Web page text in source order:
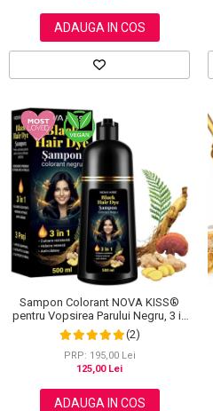
ADAUGA IN COS
Sampon Colorant NOVA KISS®
pentru Vopsirea Parului Negru, 3 in
1, Acoperire Fire Albe, 500 ml
(2)
PRP: 195,00 Lei
125,00 Lei
ADAUGA IN COS